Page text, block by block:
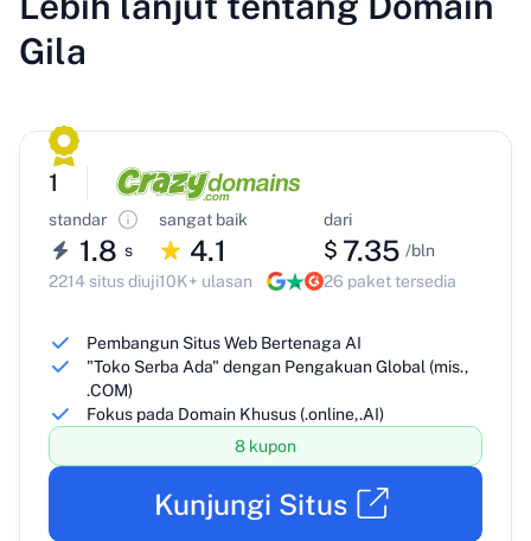
Gila
1
standar
1.8 s
2214 situs diuji
sangat baik
4.1
10K+ ulasan
dari
$ 7.35 /bln
26 paket tersedia
Pembangun Situs Web Bertenaga AI
"Toko Serba Ada" dengan Pengakuan Global (mis.,
.COM)
Fokus pada Domain Khusus (.online,.AI)
8 kupon
Kunjungi Situs